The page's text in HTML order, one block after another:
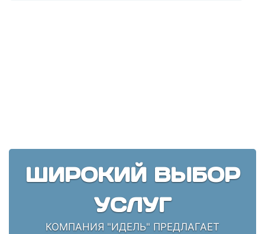
ШИРОКИЙ ВЫБОР
УСЛУГ
КОМПАНИЯ "ИДЕЛЬ" ПРЕДЛАГАЕТ